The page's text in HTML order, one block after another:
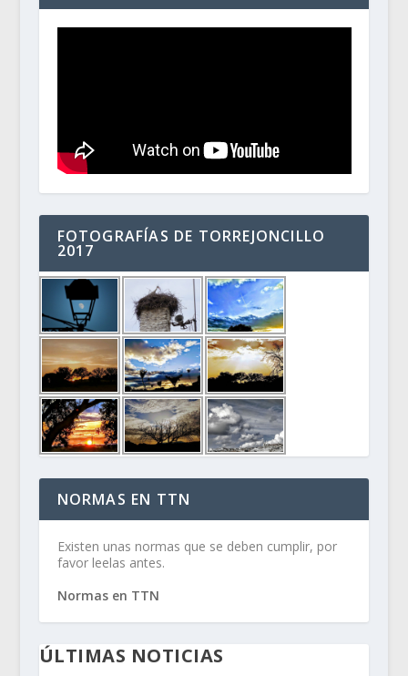
FOTOGRAFÍAS DE TORREJONCILLO
2017
NORMAS EN TTN
Existen unas normas que se deben cumplir, por
favor leelas antes.
Normas en TTN
ÚLTIMAS NOTICIAS